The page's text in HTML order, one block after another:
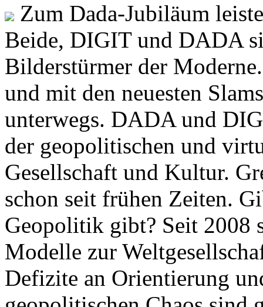
Zum Dada-Jubiläum
Beide, DIGIT und DADA
Bilderstürmer der
und mit den neuesten
unterwegs. DADA und
der geopolitischen und
Gesellschaft und Kultur.
schon seit frühen Zeiten.
Geopolitik gibt? Seit 2008
Modelle zur
Defizite an Orientierung